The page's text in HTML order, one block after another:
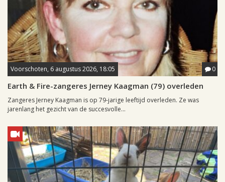
Voorschoten, 6 augustus 2026, 18:05 0
Earth & Fire-zangeres Jerney Kaagman (79) overleden
Zangeres Jerney Kaagman is op 79-jarige leeftijd overleden. Ze was
jarenlang het gezicht van de succesvolle...